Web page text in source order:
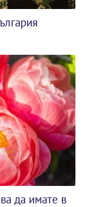
да имате в